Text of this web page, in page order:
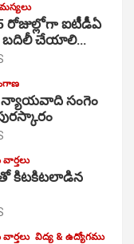
రోజుల్లోగా ఐటీడీఏ
బదిలీ చేయాలి…
న్యాయవాది సంగెం
వార్తలు
కిటకిటలాడిన
వార్తలు విద్య & ఉద్యోగము